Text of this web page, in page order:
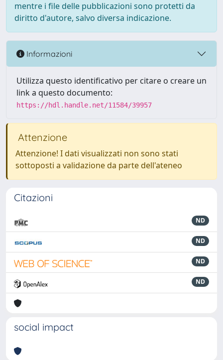
mentre i file delle pubblicazioni sono protetti da
diritto d'autore, salvo diversa indicazione.
Informazioni
Utilizza questo identificativo per citare o creare un
link a questo documento:
https://hdl.handle.net/11584/39957
Attenzione
Attenzione! I dati visualizzati non sono stati
sottoposti a validazione da parte dell'ateneo
Citazioni
ND
ND
ND
ND
social impact